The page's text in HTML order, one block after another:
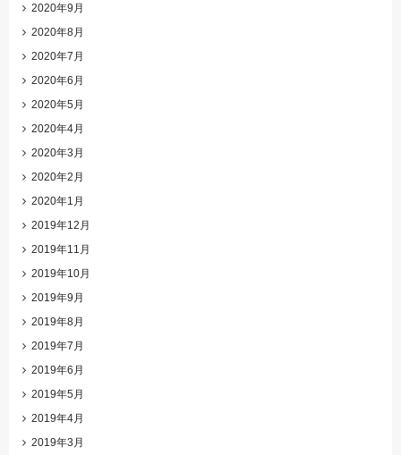
2020年9月
2020年8月
2020年7月
2020年6月
2020年5月
2020年4月
2020年3月
2020年2月
2020年1月
2019年12月
2019年11月
2019年10月
2019年9月
2019年8月
2019年7月
2019年6月
2019年5月
2019年4月
2019年3月